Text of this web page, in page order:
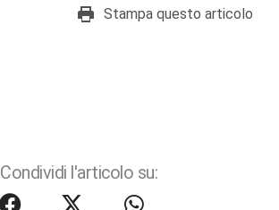
Stampa questo articolo
Condividi l'articolo su: